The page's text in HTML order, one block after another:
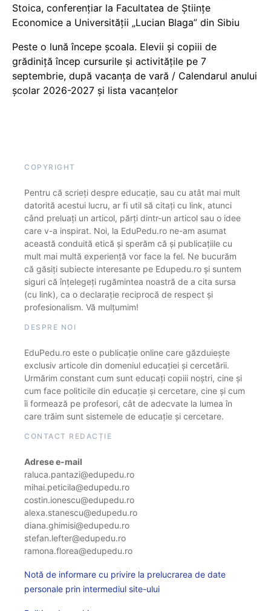
Stoica, conferențiar la Facultatea de Științe
Economice a Universității „Lucian Blaga” din Sibiu
Peste o lună începe școala. Elevii și copiii de
grădiniță încep cursurile și activitățile pe 7
septembrie, după vacanța de vară / Calendarul anului
școlar 2026-2027 și lista vacanțelor
COPYRIGHT
Pentru că scrieți despre educație, sau cu atât mai mult
datorită acestui lucru, ar fi util să citați cu link, atunci
când preluați un articol, părți dintr-un articol sau o idee
care v-a inspirat. Noi, la EduPedu.ro ne-am asumat
această conduită etică și sperăm că și publicațiile cu
mult mai multă experiență vor face la fel. Ne bucurăm
că găsiți subiecte interesante pe Edupedu.ro și suntem
siguri că înțelegeți rugămintea noastră de a cita sursa
(cu link), ca o declarație reciprocă de respect și
profesionalism. Vă mulțumim!
DESPRE NOI
EduPedu.ro este o publicație online care găzduiește
exclusiv articole din domeniul educației și cercetării.
Urmărim constant cum sunt educați copiii noștri, cine și
cum face politicile din educație și cercetare, cine și cum
îi formează pe profesori, cât de adecvate la lumea în
care trăim sunt sistemele de educație și cercetare.
CONTACT REDACȚIE
Adrese e-mail
raluca.pantazi@edupedu.ro
mihai.peticila@edupedu.ro
costin.ionescu@edupedu.ro
alexa.stanescu@edupedu.ro
diana.ghimisi@edupedu.ro
stefan.lefter@edupedu.ro
ramona.florea@edupedu.ro
Notă de informare cu privire la prelucrarea de date
personale prin intermediul site-ului